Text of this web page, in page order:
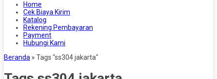
Home
Cek Biaya Kirim
Katalog
Rekening Pembayaran
Payment
Hubungi Kami
Beranda » Tags "ss304 jakarta"